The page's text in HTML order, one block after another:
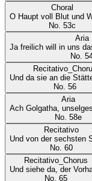
Choral
O Haupt voll Blut und
No. 53c
Aria
Ja freilich will in uns
No.
Und da sie an die
No. 56
Aria
Ach Golgatha,
No. 58e
Recitativo
Und von der sechsten
No. 60
Recitativo_Chorus
Und siehe da, der
No. 65